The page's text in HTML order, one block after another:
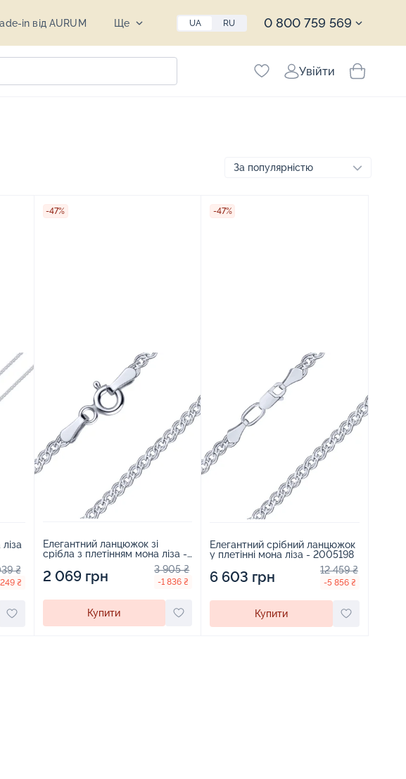
in від AURUM Ще UA RU 0 800 759 569
Увійти
₴
₴
-47%
Елегантний ланцюжок зі
срібла з плетінням мона ліза -
2 069 грн 3 905 ₴
-1 836 ₴
Купити
-47%
Елегантний срібний ланцюжок
у плетінні мона ліза - 2005198
6 603 грн 12 459 ₴
-5 856 ₴
Купити